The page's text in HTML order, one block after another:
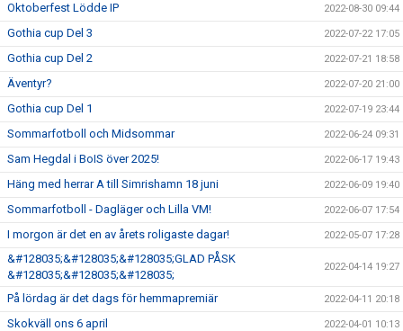
Oktoberfest Lödde IP 2022-08-30 09:44
Gothia cup Del 3 2022-07-22 17:05
Gothia cup Del 2 2022-07-21 18:58
Äventyr? 2022-07-20 21:00
Gothia cup Del 1 2022-07-19 23:44
Sommarfotboll och Midsommar 2022-06-24 09:31
Sam Hegdal i BoIS över 2025! 2022-06-17 19:43
Häng med herrar A till Simrishamn 18 juni 2022-06-09 19:40
Sommarfotboll - Dagläger och Lilla VM! 2022-06-07 17:54
I morgon är det en av årets roligaste dagar! 2022-05-07 17:28
&#128035;&#128035;&#128035;GLAD PÅSK
&#128035;&#128035;&#128035;
2022-04-14 19:27
På lördag är det dags för hemmapremiär 2022-04-11 20:18
Skokväll ons 6 april 2022-04-01 10:13